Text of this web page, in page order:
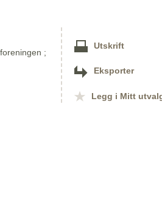
;
Utskrift
Eksporter
Legg i Mitt